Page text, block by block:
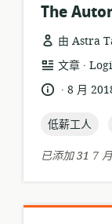
The
由 Astra
資
式:
文章 .
發
布
語
.
發
日
8 月
topic:
低薪工人
已添加 31 7